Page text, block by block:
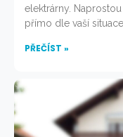
elektrárny.
přímo dle vaší situace
PŘEČÍST »